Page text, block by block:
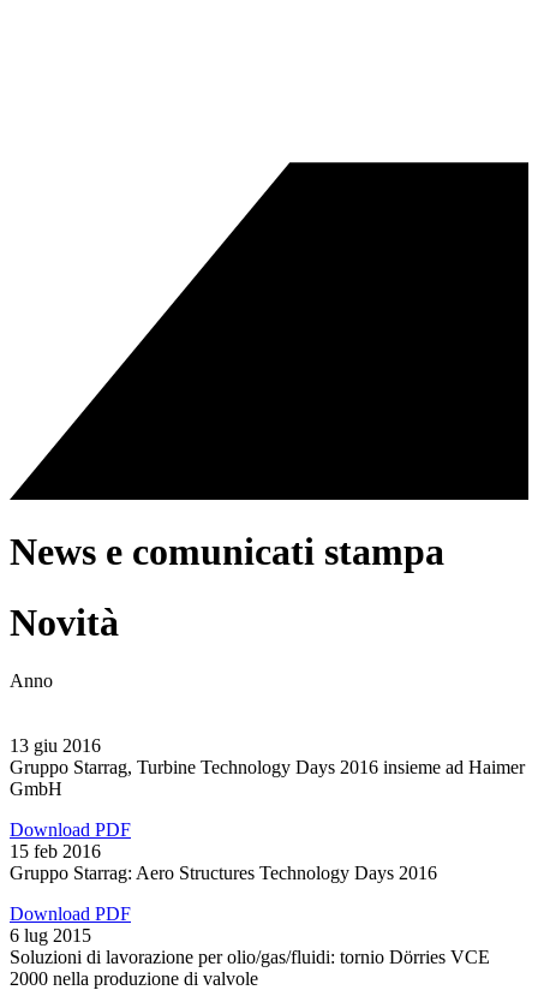
News e comunicati stampa
Novità
Anno
13 giu 2016
Gruppo Starrag, Turbine Technology Days 2016 insieme ad Haimer
GmbH
Download PDF
15 feb 2016
Gruppo Starrag: Aero Structures Technology Days 2016
Download PDF
6 lug 2015
Soluzioni di lavorazione per olio/gas/fluidi: tornio Dörries VCE
2000 nella produzione di valvole